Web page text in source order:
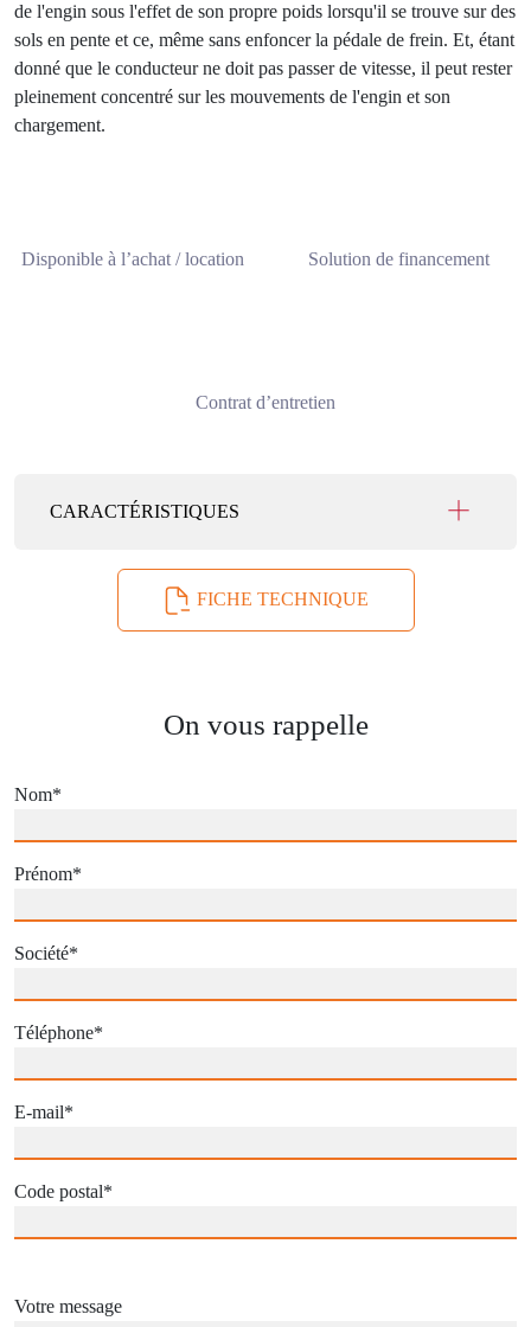
de l'engin sous l'effet de son propre poids lorsqu'il se trouve sur des
sols en pente et ce, même sans enfoncer la pédale de frein. Et, étant
donné que le conducteur ne doit pas passer de vitesse, il peut rester
pleinement concentré sur les mouvements de l'engin et son
chargement.
Disponible à l’achat / location Solution de financement
Contrat d’entretien
CARACTÉRISTIQUES
FICHE TECHNIQUE
On vous rappelle
Nom*
Prénom*
Société*
Téléphone*
E-mail*
Code postal*
Votre message